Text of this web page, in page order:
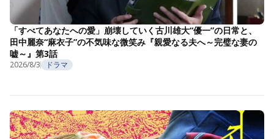
「すべてあなたへの愛」崩壊していく古川雄大“優一”の日常と、
田中麗奈“麻衣子”の不気味な微笑み『親愛なる夫へ～完璧な妻の
嘘～』第3話
2026/8/3 ドラマ